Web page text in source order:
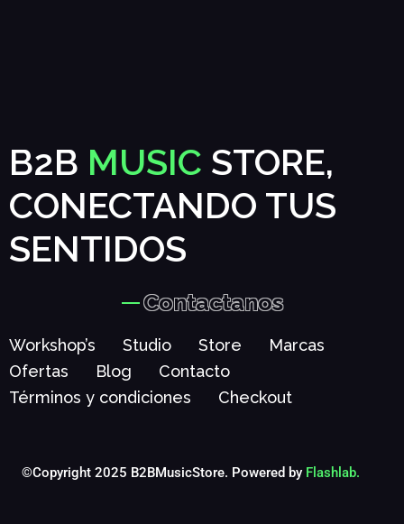
B2B MUSIC STORE,
CONECTANDO TUS
SENTIDOS
Contactanos
Workshop’s Studio Store
Marcas
Ofertas
Blog
Contacto
Términos y condiciones
Checkout
©Copyright 2025 B2BMusicStore. Powered by Flashlab.